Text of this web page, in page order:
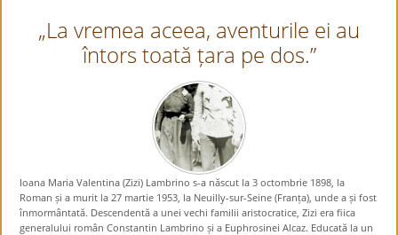
„La vremea aceea, aventurile ei au
întors toată țara pe dos.”
Ioana Maria Valentina (Zizi) Lambrino s-a născut la 3 octombrie 1898, la
Roman și a murit la 27 martie 1953, la Neuilly-sur-Seine (Franța), unde a și fost
înmormântată. Descendentă a unei vechi familii aristocratice, Zizi era fiica
generalului român Constantin Lambrino și a Euphrosinei Alcaz. Educată la un